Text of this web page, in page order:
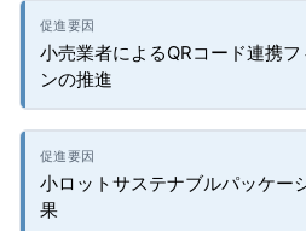
小売業者によるQRコード連携
ンの推進
小ロットサステナブルパッケー
果